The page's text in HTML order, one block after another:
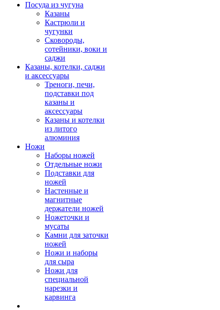
Посуда из чугуна
Казаны
Кастрюли и
чугунки
Сковороды,
сотейники, воки и
саджи
Казаны, котелки, саджи
и аксессуары
Треноги, печи,
подставки под
казаны и
аксессуары
Казаны и котелки
из литого
алюминия
Ножи
Наборы ножей
Отдельные ножи
Подставки для
ножей
Настенные и
магнитные
держатели ножей
Ножеточки и
мусаты
Камни для заточки
ножей
Ножи и наборы
для сыра
Ножи для
специальной
нарезки и
карвинга